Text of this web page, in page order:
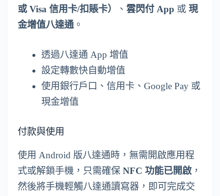
或 Visa 信用卡/扣賬卡）
、 雲閃付 App 或 現
金增值八達通 。
透過八達通 App 增值
設定轉數快自動增值
使用銀行戶口、信用卡、Google Pay 或
現金增值
付款與使用
使用 Android 版八達通時，無需開啟應用程
式或解鎖手機，只需確保 NFC 功能已開啟，
然後將手機輕觸八達通讀寫器，即可完成交